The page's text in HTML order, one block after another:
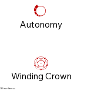
Autonomy
Winding Crown
in rilievo